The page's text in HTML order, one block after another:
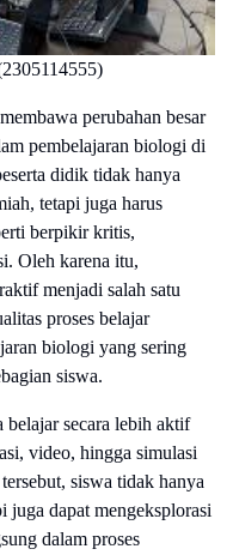
perubahan besar
pembelajaran biologi di
didik tidak hanya
tetapi juga harus
berpikir kritis,
Oleh karena itu,
menjadi salah satu
proses belajar
biologi yang sering
siswa.
secara lebih aktif
video, hingga simulasi
siswa tidak hanya
juga dapat mengeksplorasi
dalam proses